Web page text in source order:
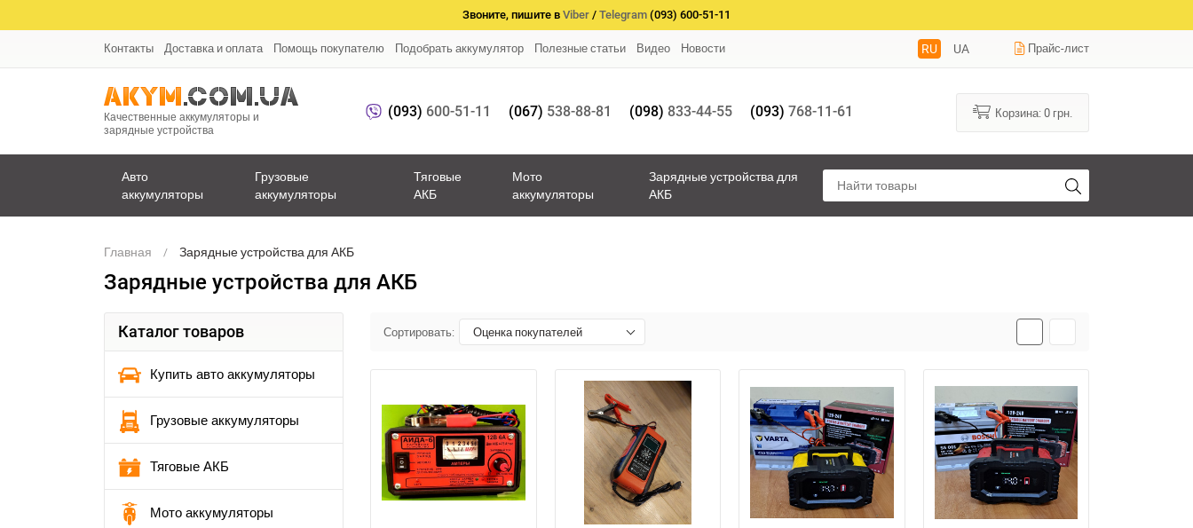
Звоните, пишите в Viber / Telegram (093) 600-51-11
Контакты Доставка и оплата Помощь покупателю Подобрать аккумулятор Полезные статьи Видео Новости RU UA Прайс-лист
Качественные аккумуляторы и
зарядные устройства
(093) 600-51-11 (067) 538-88-81 (098) 833-44-55 (093) 768-11-61 Корзина:0 грн.
Авто
аккумуляторы
Грузовые
аккумуляторы
Тяговые
АКБ
Мото
аккумуляторы
Зарядные устройства для
АКБ
Главная Зарядные устройства для АКБ
Зарядные устройства для АКБ
Каталог товаров
Купить авто аккумуляторы
Грузовые аккумуляторы
Тяговые АКБ
Мото аккумуляторы
Сортировать: Оценка покупателей